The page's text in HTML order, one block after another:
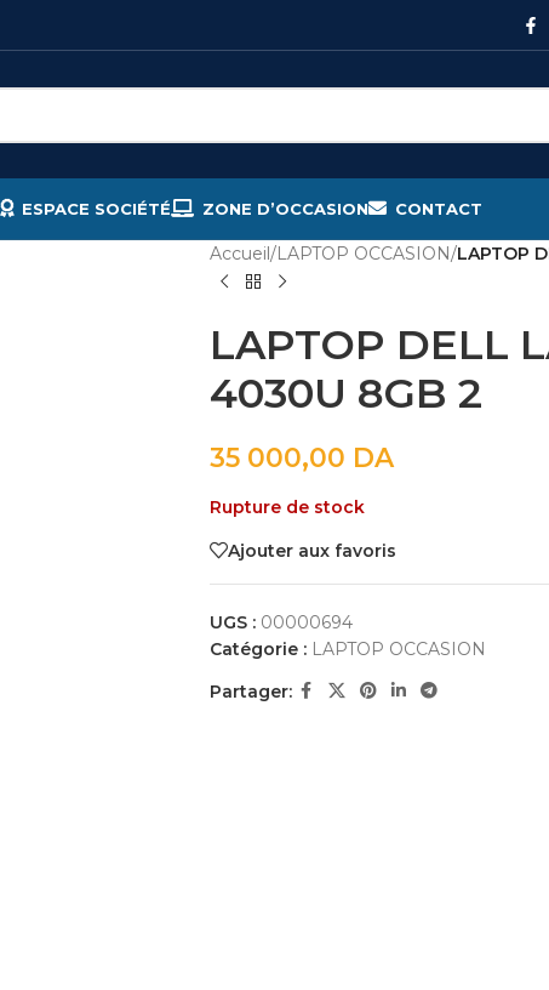
ESPACE SOCIÉTÉ ZONE D’OCCASION CONTACT
Accueil/LAPTOP OCCASION/LAPTOP
LAPTOP DELL
4030U 8GB 2
35 000,00 DA
Rupture de stock
Ajouter aux favoris
UGS : 00000694
Catégorie : LAPTOP OCCASION
Partager: